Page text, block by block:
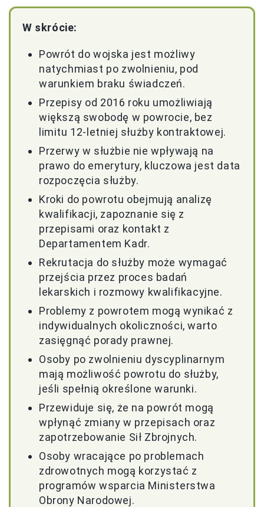
W skrócie:
Powrót do wojska jest możliwy
natychmiast po zwolnieniu, pod
warunkiem braku świadczeń.
Przepisy od 2016 roku umożliwiają
większą swobodę w powrocie, bez
limitu 12-letniej służby kontraktowej.
Przerwy w służbie nie wpływają na
prawo do emerytury, kluczowa jest data
rozpoczęcia służby.
Kroki do powrotu obejmują analizę
kwalifikacji, zapoznanie się z
przepisami oraz kontakt z
Departamentem Kadr.
Rekrutacja do służby może wymagać
przejścia przez proces badań
lekarskich i rozmowy kwalifikacyjne.
Problemy z powrotem mogą wynikać z
indywidualnych okoliczności, warto
zasięgnąć porady prawnej.
Osoby po zwolnieniu dyscyplinarnym
mają możliwość powrotu do służby,
jeśli spełnią określone warunki.
Przewiduje się, że na powrót mogą
wpłynąć zmiany w przepisach oraz
zapotrzebowanie Sił Zbrojnych.
Osoby wracające po problemach
zdrowotnych mogą korzystać z
programów wsparcia Ministerstwa
Obrony Narodowej.